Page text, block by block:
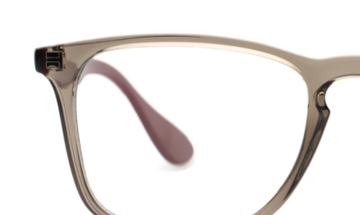
Ширина
38 mm
Высота линзы
50 mm
Ширина линзы
Ширина